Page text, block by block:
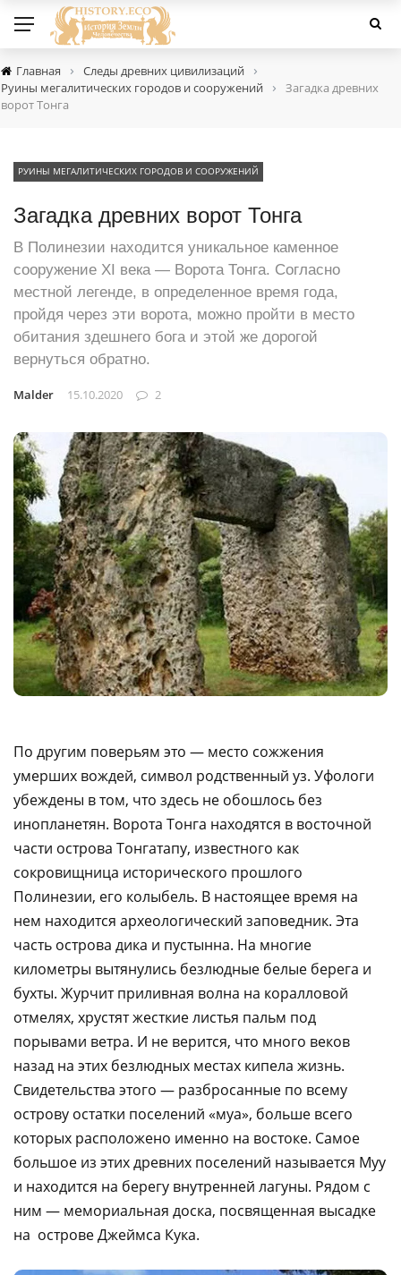
Главная › Следы древних цивилизаций ›
Руины мегалитических городов и сооружений ›
Загадка древних
ворот Тонга
РУИНЫ МЕГАЛИТИЧЕСКИХ ГОРОДОВ И СООРУЖЕНИЙ
Загадка древних ворот Тонга
В Полинезии находится уникальное каменное
сооружение XI века — Ворота Тонга. Согласно
местной легенде, в определенное время года,
пройдя через эти ворота, можно пройти в место
обитания здешнего бога и этой же дорогой
вернуться обратно.
Malder 15.10.2020 2
По другим поверьям это — место сожжения
умерших вождей, символ родственный уз. Уфологи
убеждены в том, что здесь не обошлось без
инопланетян. Ворота Тонга находятся в восточной
части острова Тонгатапу, известного как
сокровищница исторического прошлого
Полинезии, его колыбель. В настоящее время на
нем находится археологический заповедник. Эта
часть острова дика и пустынна. На многие
километры вытянулись безлюдные белые берега и
бухты. Журчит приливная волна на коралловой
отмелях, хрустят жесткие листья пальм под
порывами ветра. И не верится, что много веков
назад на этих безлюдных местах кипела жизнь.
Свидетельства этого — разбросанные по всему
острову остатки поселений «муа», больше всего
которых расположено именно на востоке. Самое
большое из этих древних поселений называется Муу
и находится на берегу внутренней лагуны. Рядом с
ним — мемориальная доска, посвященная высадке
на острове Джеймса Кука.